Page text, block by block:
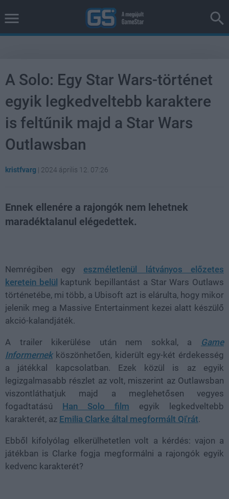
A Solo: Egy Star Wars-történet
egyik legkedveltebb karaktere
is feltűnik majd a Star Wars
Outlawsban
kristfvarg | 2024 április 12. 07:26
Ennek ellenére a rajongók nem lehetnek
maradéktalanul elégedettek.
Nemrégiben egy eszméletlenül látványos előzetes
keretein belül kaptunk bepillantást a Star Wars Outlaws
történetébe, mi több, a Ubisoft azt is elárulta, hogy mikor
jelenik meg a Massive Entertainment kezei alatt készülő
akció-kalandjáték.
A trailer kikerülése után nem sokkal, a Game
Informernekköszönhetően, kiderült egy-két érdekesség
a játékkal kapcsolatban. Ezek közül is az egyik
legizgalmasabb részlet az volt, miszerint az Outlawsban
viszontláthatjuk majd a meglehetősen vegyes
fogadtatású Han Solo film egyik legkedveltebb
karakterét, az Emilia Clarke által megformált Qi'rát.
Ebből kifolyólag elkerülhetetlen volt a kérdés: vajon a
játékban is Clarke fogja megformálni a rajongók egyik
kedvenc karakterét?